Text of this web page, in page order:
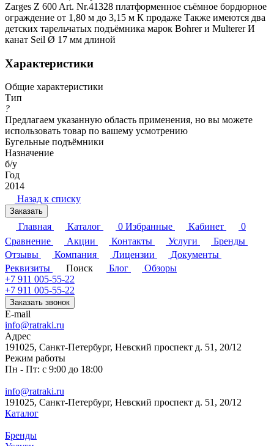
Zarges Z 600 Art. Nr.41328 платформенное съёмное бордюрное
ограждение от 1,80 м до 3,15 м К продаже Также имеются два
детских тарельчатых подъёмника марок Bohrer и Multerer И
канат Seil Ø 17 мм длиной
Характеристики
Общие характеристики
Тип
?
Предлагаем указанную область применения, но вы можете
использовать товар по вашему усмотрению
Бугельные подъёмники
Назначение
б/у
Год
2014
Назад к списку
Заказать
Главная Каталог 0 Избранные Кабинет
0
Сравнение
Акции Контакты Услуги
Бренды
Отзывы
Компания Лицензии
Документы
Реквизиты
Поиск Блог
Обзоры
+7 911 005-55-22
+7 911 005-55-22
Заказать звонок
E-mail
info@ratraki.ru
Адрес
191025, Санкт-Петербург, Невский проспект д. 51, 20/12
Режим работы
Пн - Пт: с 9:00 до 18:00
info@ratraki.ru
191025, Санкт-Петербург, Невский проспект д. 51, 20/12
Каталог
Бренды